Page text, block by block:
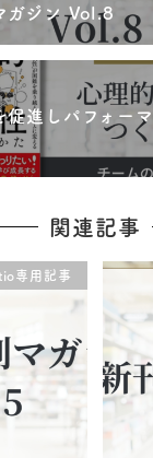
ガジン Vol.8
促進しパフォー
関連記事
専用記事